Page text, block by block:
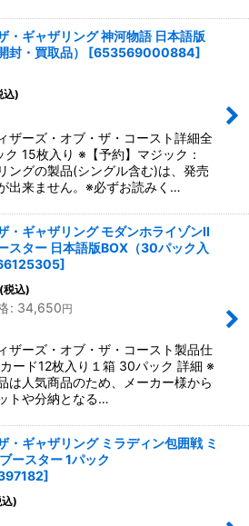
・ギャザリング 神河物語 日本語版
封・買取品）
[653569000884]
込)
ザーズ・オブ・ザ・コースト詳細全
15枚入り ※【予約】マジック：
ングの製品(シングル含む)は、発売
出来ません。※必ずお読みく…
・ギャザリング モダンホライゾンII
スター 日本語版BOX（30パック入
]
(税込)
: 34,650円
ザーズ・オブ・ザ・コースト製品仕
ード12枚入り１箱 30パック 詳細 ※
は人気商品のため、メーカー様から
トや分納となる…
・ギャザリング ミラディン包囲戦 ミ
ースター 1パック
]
)